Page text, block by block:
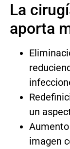
La
aporta
un
imagen